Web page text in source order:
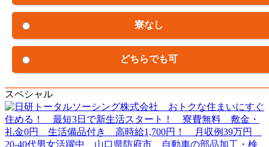
寮なし
どちらでも可
スペシャル